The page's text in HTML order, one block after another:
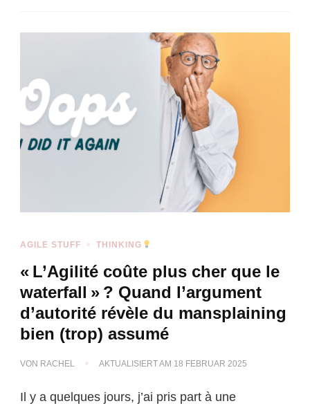
AGILE STUFF THINKING
« L’Agilité coûte plus cher que le
waterfall » ? Quand l’argument
d’autorité révèle du mansplaining
bien (trop) assumé
VON RACHEL AKTUALISIERT AM 18 FEBRUAR 2025
Il y a quelques jours, j’ai pris part à une